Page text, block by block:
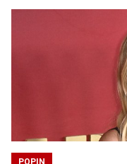
POPIN